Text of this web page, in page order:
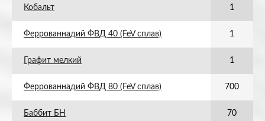
Кобальт 1
Феррованнадий ФВД 40 (FeV сплав) 1
Графит мелкий 1
Феррованнадий ФВД 80 (FeV сплав) 700
Баббит БН 70